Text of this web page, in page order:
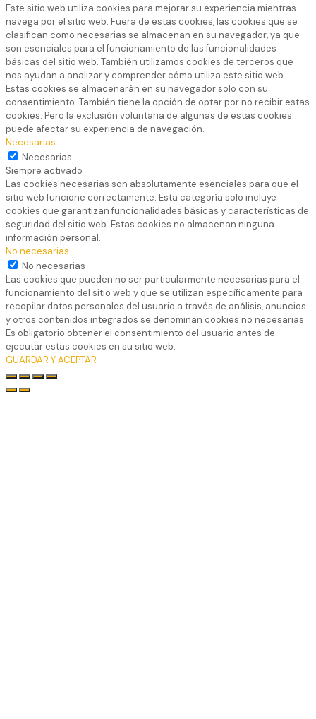
Este sitio web utiliza cookies para mejorar su experiencia mientras
navega por el sitio web. Fuera de estas cookies, las cookies que se
clasifican como necesarias se almacenan en su navegador, ya que
son esenciales para el funcionamiento de las funcionalidades
básicas del sitio web. También utilizamos cookies de terceros que
nos ayudan a analizar y comprender cómo utiliza este sitio web.
Estas cookies se almacenarán en su navegador solo con su
consentimiento. También tiene la opción de optar por no recibir estas
cookies. Pero la exclusión voluntaria de algunas de estas cookies
puede afectar su experiencia de navegación.
Necesarias
Necesarias
Siempre activado
Las cookies necesarias son absolutamente esenciales para que el
sitio web funcione correctamente. Esta categoría solo incluye
cookies que garantizan funcionalidades básicas y características de
seguridad del sitio web. Estas cookies no almacenan ninguna
información personal.
No necesarias
No necesarias
Las cookies que pueden no ser particularmente necesarias para el
funcionamiento del sitio web y que se utilizan específicamente para
recopilar datos personales del usuario a través de análisis, anuncios
y otros contenidos integrados se denominan cookies no necesarias.
Es obligatorio obtener el consentimiento del usuario antes de
ejecutar estas cookies en su sitio web.
GUARDAR Y ACEPTAR